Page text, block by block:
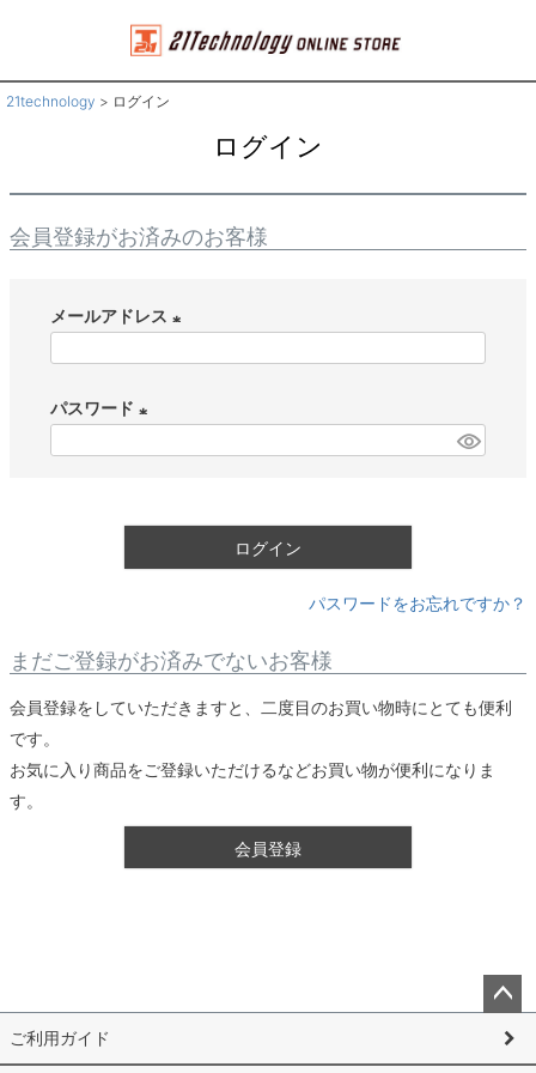
21technology ログイン
ログイン
会員登録がお済みのお客様
メールアドレス
須
)
パスワード
ログイン
パスワードをお忘れですか？
まだご登録がお済みでないお客様
会員登録をしていただきますと、二度目のお買い物時にとても便利
です。
お気に入り商品をご登録いただけるなどお買い物が便利になりま
す。
会員登録
ペー
ジト
ご利用ガイド